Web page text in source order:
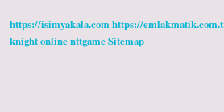
Sürer
https://isimyakala.comhttps://
knight onlinenttgameSitemap